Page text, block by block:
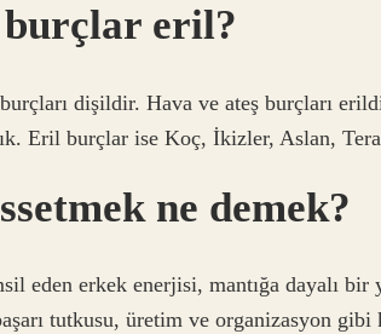
eril?
dişildir. Hava ve ateş burçları
Eril burçlar ise Koç, İkizler, Aslan,
ne demek?
eden erkek enerjisi, mantığa dayalı
tutkusu, üretim ve organizasyon